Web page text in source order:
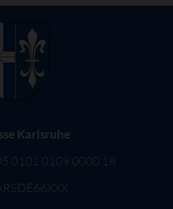
Karlsruhe
0101 0109 0000 18